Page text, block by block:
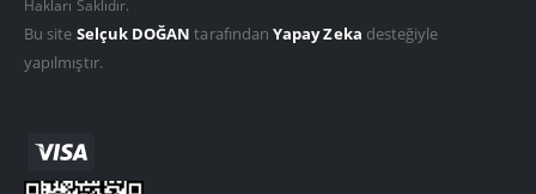
Hakları Saklıdır.
Bu site Selçuk DOĞAN tarafındanYapay Zeka desteğiyle
yapılmıştır.